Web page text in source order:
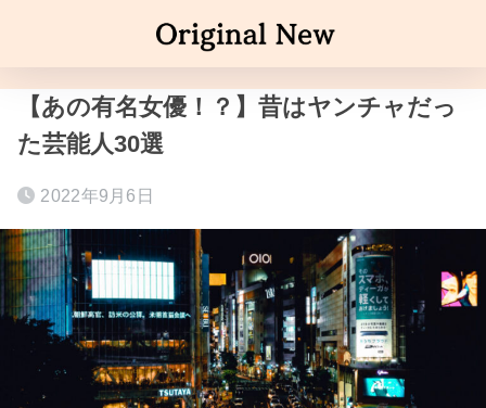
【あの有名女優！？】昔はヤンチャだっ
た芸能人30選
2022年9月6日